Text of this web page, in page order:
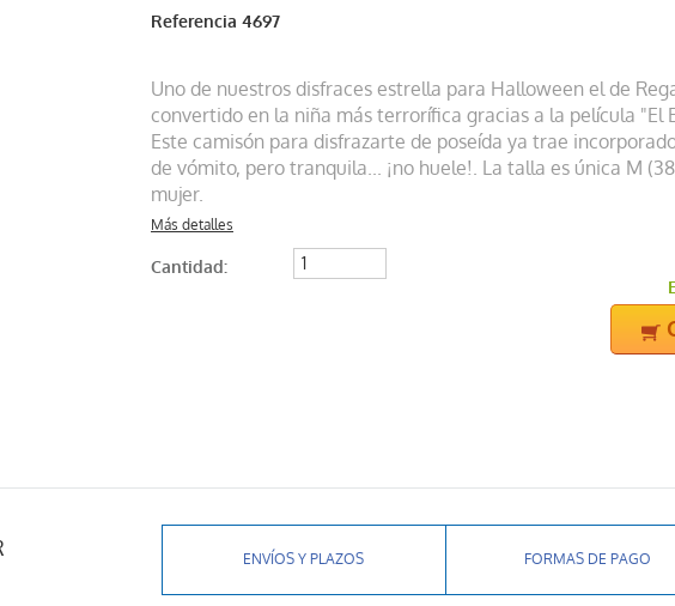
Referencia 4697
Uno de nuestros disfraces estrella para Halloween el de
convertido en la niña más terrorífica gracias a la película "El
Este camisón para disfrazarte de poseída ya trae
de vómito, pero tranquila... ¡no huele!. La talla es única M
mujer.
Más detalles
Cantidad:
ENVÍOS Y PLAZOS FORMAS DE PAGO